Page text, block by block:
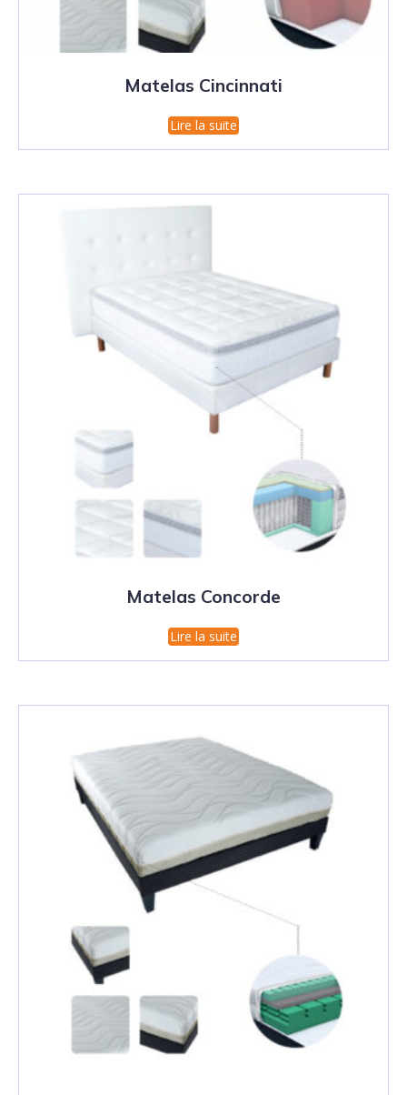
Matelas Cincinnati
Lire la suite
Matelas Concorde
Lire la suite